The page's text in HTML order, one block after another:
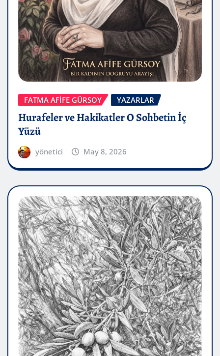
FATMA AFİFE GÜRSOY YAZARLAR
Hurafeler ve Hakikatler O Sohbetin İç
Yüzü
yönetici May 8, 2026